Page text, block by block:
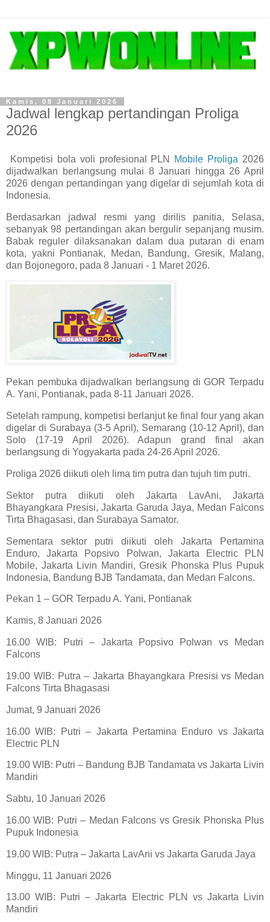
Kamis, 08 Januari 2026
Jadwal lengkap pertandingan Proliga
2026
Kompetisi bola voli profesional PLN Mobile Proliga 2026
dijadwalkan berlangsung mulai 8 Januari hingga 26 April
2026 dengan pertandingan yang digelar di sejumlah kota di
Indonesia.
Berdasarkan jadwal resmi yang dirilis panitia, Selasa,
sebanyak 98 pertandingan akan bergulir sepanjang musim.
Babak reguler dilaksanakan dalam dua putaran di enam
kota, yakni Pontianak, Medan, Bandung, Gresik, Malang,
dan Bojonegoro, pada 8 Januari - 1 Maret 2026.
Pekan pembuka dijadwalkan berlangsung di GOR Terpadu
A. Yani, Pontianak, pada 8-11 Januari 2026.
Setelah rampung, kompetisi berlanjut ke final four yang akan
digelar di Surabaya (3-5 April), Semarang (10-12 April), dan
Solo (17-19 April 2026). Adapun grand final akan
berlangsung di Yogyakarta pada 24-26 April 2026.
Proliga 2026 diikuti oleh lima tim putra dan tujuh tim putri.
Sektor putra diikuti oleh Jakarta LavAni, Jakarta
Bhayangkara Presisi, Jakarta Garuda Jaya, Medan Falcons
Tirta Bhagasasi, dan Surabaya Samator.
Sementara sektor putri diikuti oleh Jakarta Pertamina
Enduro, Jakarta Popsivo Polwan, Jakarta Electric PLN
Mobile, Jakarta Livin Mandiri, Gresik Phonska Plus Pupuk
Indonesia, Bandung BJB Tandamata, dan Medan Falcons.
Pekan 1 – GOR Terpadu A. Yani, Pontianak
Kamis, 8 Januari 2026
16.00 WIB: Putri – Jakarta Popsivo Polwan vs Medan
Falcons
19.00 WIB: Putra – Jakarta Bhayangkara Presisi vs Medan
Falcons Tirta Bhagasasi
Jumat, 9 Januari 2026
16.00 WIB: Putri – Jakarta Pertamina Enduro vs Jakarta
Electric PLN
19.00 WIB: Putri – Bandung BJB Tandamata vs Jakarta Livin
Mandiri
Sabtu, 10 Januari 2026
16.00 WIB: Putri – Medan Falcons vs Gresik Phonska Plus
Pupuk Indonesia
19.00 WIB: Putra – Jakarta LavAni vs Jakarta Garuda Jaya
Minggu, 11 Januari 2026
13.00 WIB: Putri – Jakarta Electric PLN vs Jakarta Livin
Mandiri